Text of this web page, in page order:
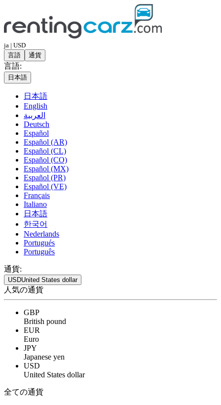
ja | USD
言語
通貨
言語:
日本語
日本語
English
العربية
Deutsch
Español
Español (AR)
Español (CL)
Español (CO)
Español (MX)
Español (PR)
Español (VE)
Français
Italiano
日本語
한국어
Nederlands
Portugués
Português
通貨:
USDUnited States dollar
人気の通貨
GBP
British pound
EUR
Euro
JPY
Japanese yen
USD
United States dollar
全ての通貨